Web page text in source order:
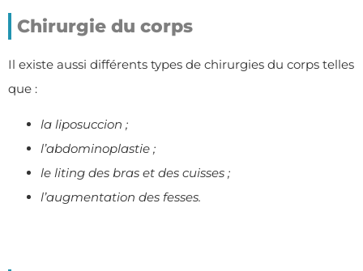
Chirurgie du corps
Il existe aussi différents types de chirurgies du corps telles
que :
la liposuccion ;
l’abdominoplastie ;
le liting des bras et des cuisses ;
l’augmentation des fesses.